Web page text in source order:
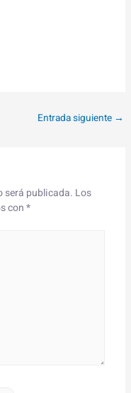
Entrada siguiente →
será publicada. Los
con*